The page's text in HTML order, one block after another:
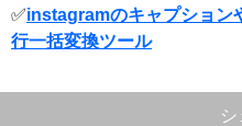
✅instagramのキャプション
行一括変換ツール
シ